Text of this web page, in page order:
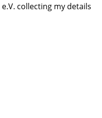
collecting my details